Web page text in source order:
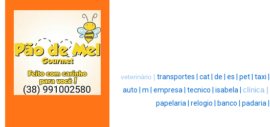
veterinário | transportes | cat | de | es | pet | taxi |
auto | m | empresa | tecnico | isabela | clínica |
papelaria | relogio | banco | padaria |